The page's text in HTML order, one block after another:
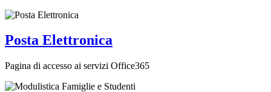
Posta Elettronica
Pagina di accesso ai servizi Office365